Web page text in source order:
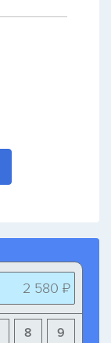
2 580 ₽
9
8